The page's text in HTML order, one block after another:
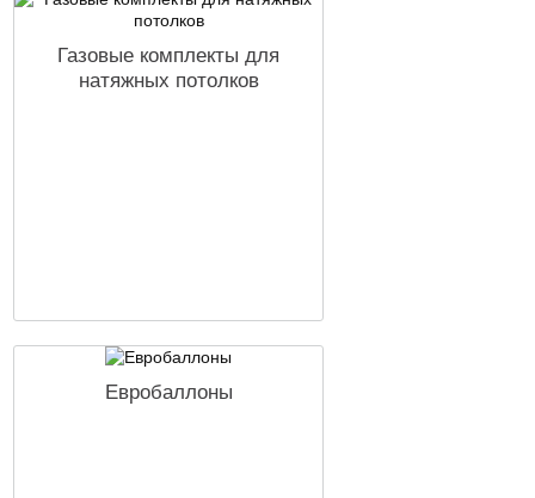
Газовые комплекты для
натяжных потолков
Евробаллоны